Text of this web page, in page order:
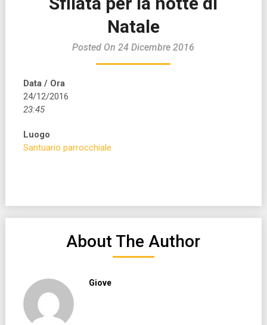
Natale
Posted On 24 Dicembre 2016
Data / Ora
24/12/2016
23:45
Luogo
Santuario parrocchiale
About The Author
Giove